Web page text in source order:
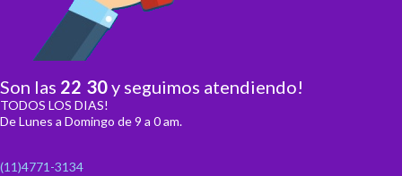
Son las 22 30y seguimos atendiendo!
TODOS LOS DIAS!
De Lunes a Domingo de 9 a 0 am.
(11)4771-3134